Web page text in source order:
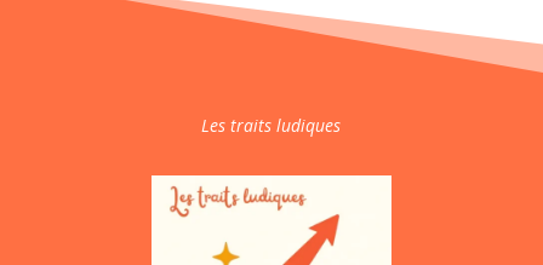
Les traits ludiques